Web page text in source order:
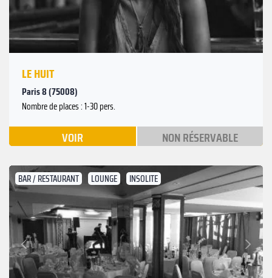
LE HUIT
Paris 8 (75008)
Nombre de places : 1-30 pers.
VOIR NON RÉSERVABLE
BAR / RESTAURANT LOUNGE INSOLITE
Précédent
Suivant